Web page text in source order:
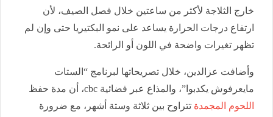
خارج الثلاجة لأكثر من ساعتين خلال فصل الصيف، لأن
ارتفاع درجات الحرارة يساعد على نمو البكتيريا حتى وإن لم
تظهر تغيرات واضحة في اللون أو الرائحة.
وأضافت عزالدين، خلال تصريحاتها لبرنامج “الستات
مايعرفوش يكدبوا”، والمذاع عبر فضائية cbc، أن مدة حفظ
اللحوم المجمدة تتراوح بين ثلاثة وستة أشهر، مع ضرورة